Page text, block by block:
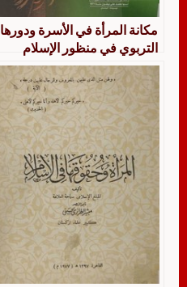
مكانة المرأة في الأسرة ودورها
التربوي في منظور الإسلام